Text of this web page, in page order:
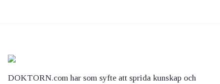
DOKTORN.com har som syfte att sprida kunskap och